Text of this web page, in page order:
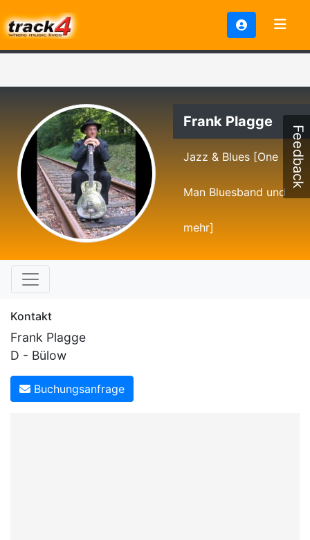
Frank Plagge
Jazz & Blues [One
Man Bluesband und
mehr]
Kontakt
Frank Plagge
D - Bülow
Buchungsanfrage
Feedback